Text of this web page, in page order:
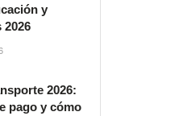
y
2026
2026:
pago y cómo